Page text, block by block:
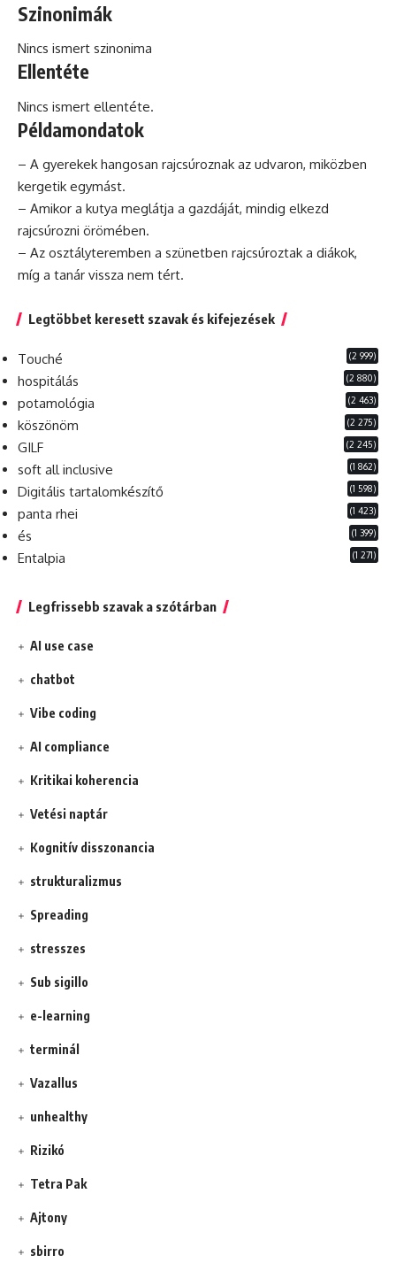
Szinonimák
Nincs ismert szinonima
Ellentéte
Nincs ismert ellentéte.
Példamondatok
– A gyerekek hangosan rajcsúroznak az udvaron, miközben
kergetik egymást.
– Amikor a kutya meglátja a gazdáját, mindig elkezd
rajcsúrozni örömében.
– Az osztályteremben a szünetben rajcsúroztak a diákok,
míg a tanár vissza nem tért.
Legtöbbet keresett szavak és kifejezések
Touché (2 999)
hospitálás (2 880)
potamológia (2 463)
köszönöm (2 275)
GILF (2 245)
soft all inclusive (1 862)
Digitális tartalomkészítő (1 598)
panta rhei (1 423)
és (1 399)
Entalpia (1 271)
Legfrissebb szavak a szótárban
AI use case
chatbot
Vibe coding
AI compliance
Kritikai koherencia
Vetési naptár
Kognitív disszonancia
strukturalizmus
Spreading
stresszes
Sub sigillo
e-learning
terminál
Vazallus
unhealthy
Rizikó
Tetra Pak
Ajtony
sbirro